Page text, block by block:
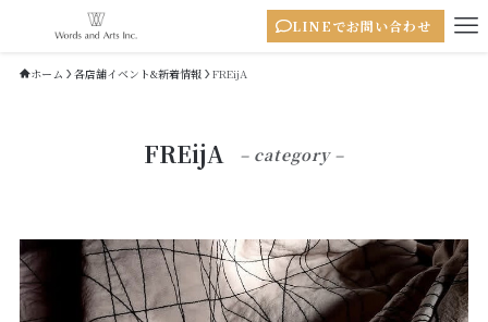
LINEでお問い合わせ
ホーム 各店舗イベント&新着情報 FREijA
FREijA – category –